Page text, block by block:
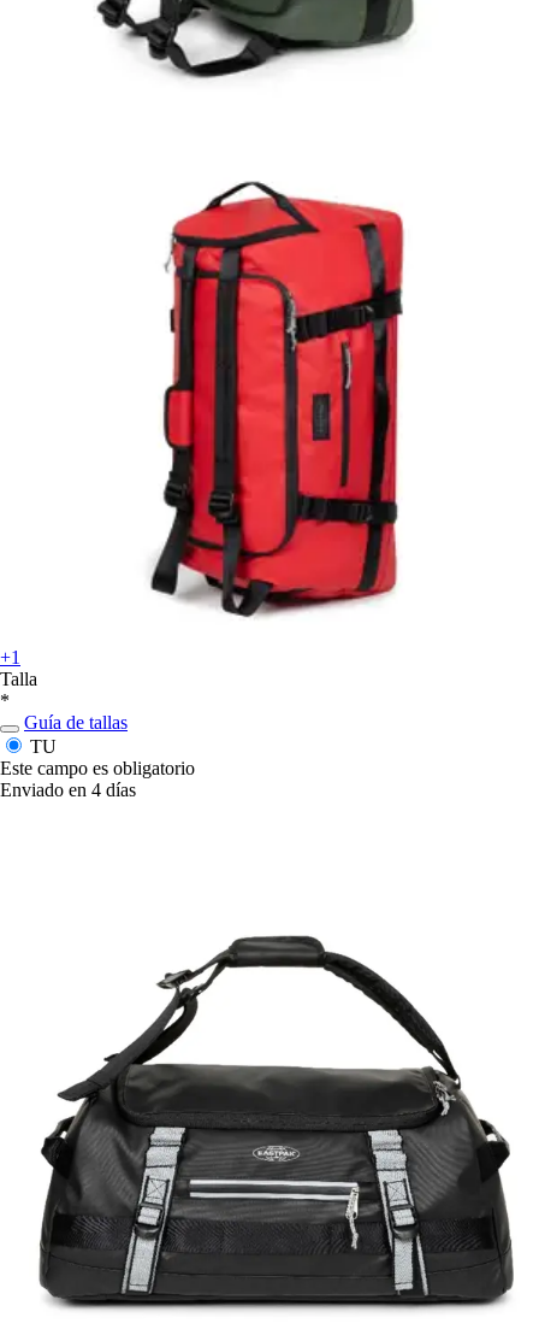
+1
Talla
*
Guía de tallas
TU
Este campo es obligatorio
Enviado en 4 días